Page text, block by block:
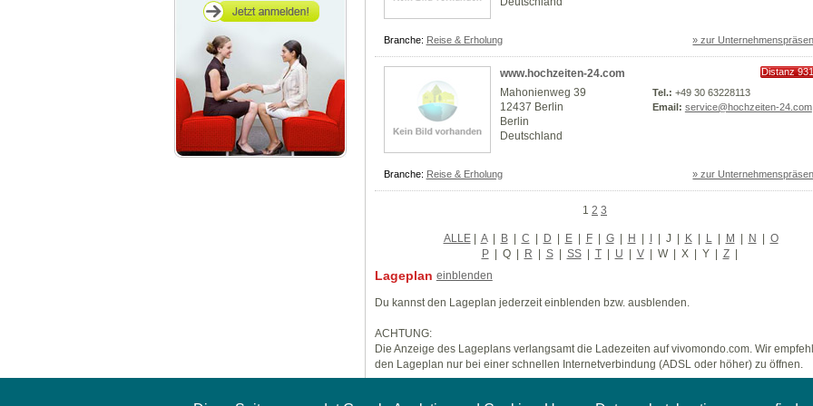
Branche: Reise & Erholung » zur
www.hochzeiten-24.com
Distanz
Mahonienweg 39
12437 Berlin
Berlin
Deutschland
Tel.: +49 30 63228113
Email: service@hochzeiten-24.com
Branche: Reise & Erholung » zur
1 2 3
ALLE| A | B | C | D | E | F | G | H | I | J | K | L | M | N | O
P | Q | R | S | SS | T | U | V | W| X | Y | Z |
Lageplan einblenden
Du kannst den Lageplan jederzeit einblenden bzw. ausblenden.
ACHTUNG:
Die Anzeige des Lageplans verlangsamt die Ladezeiten auf vivomondo.com. Wir
den Lageplan nur bei einer schnellen Internetverbindung (ADSL oder höher) zu öffnen.